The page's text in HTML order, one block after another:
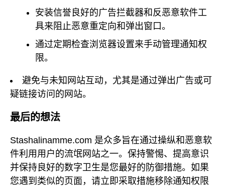
安装信誉良好的广告拦截器和反恶意软件工
具来阻止恶意重定向和弹出窗口。
通过定期检查浏览器设置来手动管理通知权
限。
避免与未知网站互动，尤其是通过弹出广告或可
疑链接访问的网站。
最后的想法
Stashalinamme.com 是众多旨在通过操纵和恶意软
件利用用户的流氓网站之一。保持警惕、提高意识
并保持良好的数字卫生是您最好的防御措施。如果
您遇到类似的页面，请立即采取措施移除通知权限